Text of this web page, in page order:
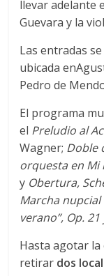
llevar adelante
Guevara y la
Las entradas
ubicada
Pedro de
El programa
el Preludio al
Wagner; Doble
orquesta en Mi
y Obertura,
Marcha nupcial
verano”, Op. 21
Hasta agotar la
retirar dos